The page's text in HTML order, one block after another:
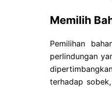
Memilih
Pemilihan
perlindungan
terhadap